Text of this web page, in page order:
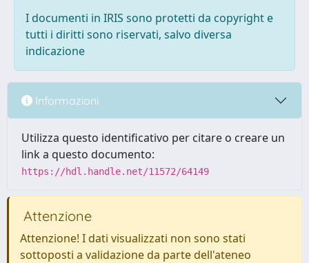
I documenti in IRIS sono protetti da copyright e
tutti i diritti sono riservati, salvo diversa
indicazione
Informazioni
Utilizza questo identificativo per citare o creare un
link a questo documento:
https://hdl.handle.net/11572/64149
Attenzione
Attenzione! I dati visualizzati non sono stati
sottoposti a validazione da parte dell'ateneo